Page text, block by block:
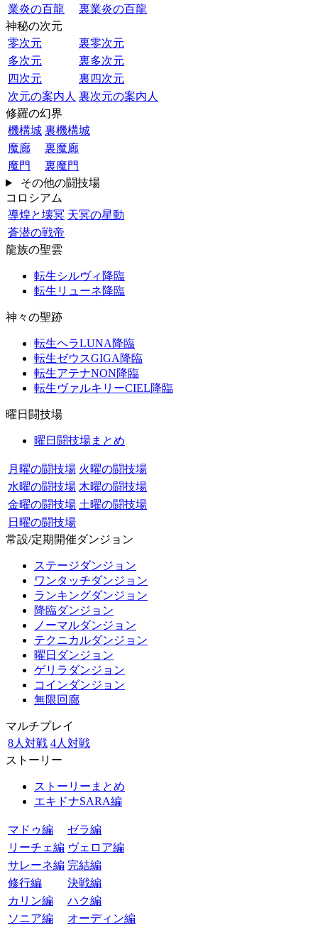
業炎の百龍
裏業炎の百龍
神秘の次元
零次元
裏零次元
多次元
裏多次元
四次元
裏四次元
次元の案内人 裏次元の案内人
修羅の幻界
機構城 裏機構城
魔廊
裏魔廊
魔門
裏魔門
その他の闘技場
コロシアム
導煌と壊冥 天冥の星動
蒼潜の戦帝
龍族の聖雲
転生シルヴィ降臨
転生リューネ降臨
神々の聖跡
転生ヘラLUNA降臨
転生ゼウスGIGA降臨
転生アテナNON降臨
転生ヴァルキリーCIEL降臨
曜日闘技場
曜日闘技場まとめ
月曜の闘技場 火曜の闘技場
水曜の闘技場 木曜の闘技場
金曜の闘技場 土曜の闘技場
日曜の闘技場
常設/定期開催ダンジョン
ステージダンジョン
ワンタッチダンジョン
ランキングダンジョン
降臨ダンジョン
ノーマルダンジョン
テクニカルダンジョン
曜日ダンジョン
ゲリラダンジョン
コインダンジョン
無限回廊
マルチプレイ
8人対戦 4人対戦
ストーリー
ストーリーまとめ
エキドナSARA編
マドゥ編
ゼラ編
リーチェ編 ヴェロア編
サレーネ編 完結編
修行編
決戦編
カリン編
ハク編
ソニア編
オーディン編